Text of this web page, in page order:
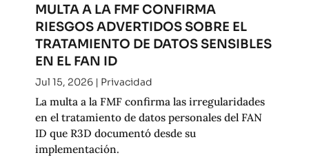
MULTA A LA FMF CONFIRMA
RIESGOS ADVERTIDOS SOBRE EL
TRATAMIENTO DE DATOS SENSIBLES
EN EL FAN ID
Jul 15, 2026| Privacidad
La multa a la FMF confirma las irregularidades
en el tratamiento de datos personales del FAN
ID que R3D documentó desde su
implementación.